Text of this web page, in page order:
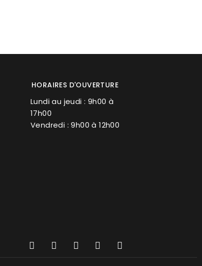
HORAIRES D'OUVERTURE
Lundi au jeudi : 9h00 à
17h00
Vendredi : 9h00 à 12h00